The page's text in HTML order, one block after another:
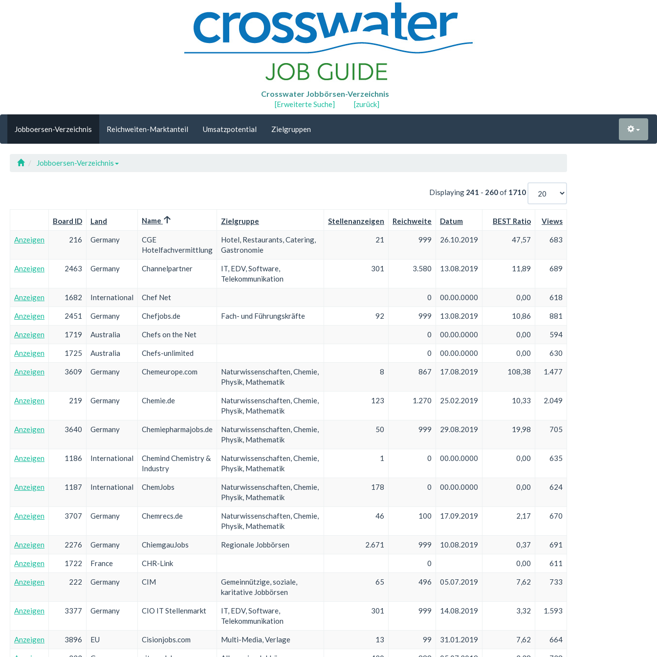
Crosswater Jobbörsen-Verzeichnis
[Erweiterte Suche] [zurück]
Jobboersen-Verzeichnis Reichweiten-Marktanteil Umsatzpotential Zielgruppen
Jobboersen-Verzeichnis
Displaying 241 - 260of 1710
Board ID Land Name Zielgruppe Stellenanzeigen Reichweite Datum BEST Ratio Views
Anzeigen 216 Germany
CGE
Hotelfachvermittlung
Hotel, Restaurants, Catering,
Gastronomie
21 999 26.10.2019 47,57 683
Anzeigen 2463 Germany Channelpartner
IT, EDV, Software,
Telekommunikation
301 3.580 13.08.2019 11,89 689
Anzeigen 1682 International Chef Net 0 00.00.0000 0,00 618
Anzeigen 2451 Germany Chefjobs.de Fach- und Führungskräfte 92 999 13.08.2019 10,86 881
Anzeigen 1719 Australia Chefs on the Net 0 00.00.0000 0,00 594
Anzeigen 1725 Australia Chefs-unlimited 0 00.00.0000 0,00 630
Anzeigen 3609 Germany Chemeurope.com
Naturwissenschaften, Chemie,
Physik, Mathematik
8 867 17.08.2019 108,38 1.477
Anzeigen 219 Germany Chemie.de
Naturwissenschaften, Chemie,
Physik, Mathematik
123 1.270 25.02.2019 10,33 2.049
Anzeigen 3640 Germany Chemiepharmajobs.de
Naturwissenschaften, Chemie,
Physik, Mathematik
50 999 29.08.2019 19,98 705
Anzeigen 1186 International
Chemind Chemistry &
Industry
Naturwissenschaften, Chemie,
Physik, Mathematik
1 0 00.00.0000 0,00 635
Anzeigen 1187 International ChemJobs
Naturwissenschaften, Chemie,
Physik, Mathematik
178 0 00.00.0000 0,00 624
Anzeigen 3707 Germany Chemrecs.de
Naturwissenschaften, Chemie,
Physik, Mathematik
46 100 17.09.2019 2,17 670
Anzeigen 2276 Germany ChiemgauJobs Regionale Jobbörsen 2.671 999 10.08.2019 0,37 691
Anzeigen 1722 France CHR-Link 0 0,00 611
Anzeigen 222 Germany CIM
Gemeinnützige, soziale,
karitative Jobbörsen
65 496 05.07.2019 7,62 733
Anzeigen 3377 Germany CIO IT Stellenmarkt
IT, EDV, Software,
Telekommunikation
301 999 14.08.2019 3,32 1.593
Anzeigen 3896 EU Cisionjobs.com Multi-Media, Verlage 13 99 31.01.2019 7,62 664